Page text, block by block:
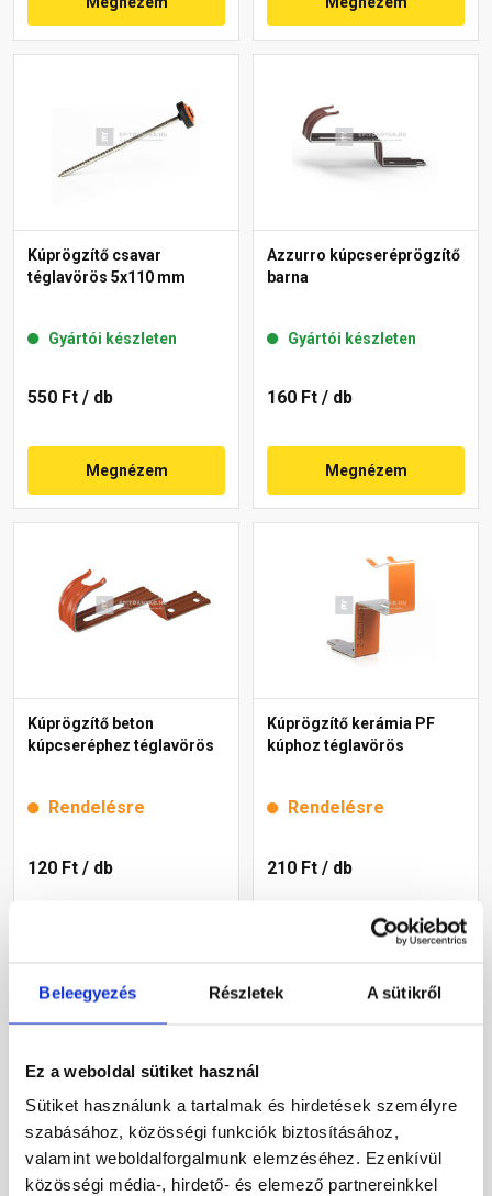
Beleegyezés Részletek A sütikről
Ez a weboldal sütiket használ
Sütiket használunk a tartalmak és hirdetések személyre
szabásához, közösségi funkciók biztosításához,
valamint weboldalforgalmunk elemzéséhez. Ezenkívül
közösségi média-, hirdető- és elemező partnereinkkel
Kúprögzítő csavar
téglavörös 5x110 mm
Gyártói készleten
550 Ft / db
Megnézem
Azzurro kúpcseréprögzítő
barna
Gyártói készleten
160 Ft / db
Megnézem
Kúprögzítő beton
kúpcseréphez téglavörös
Rendelésre
120 Ft / db
Kúprögzítő kerámia PF
kúphoz téglavörös
Rendelésre
210 Ft / db
Megnézem